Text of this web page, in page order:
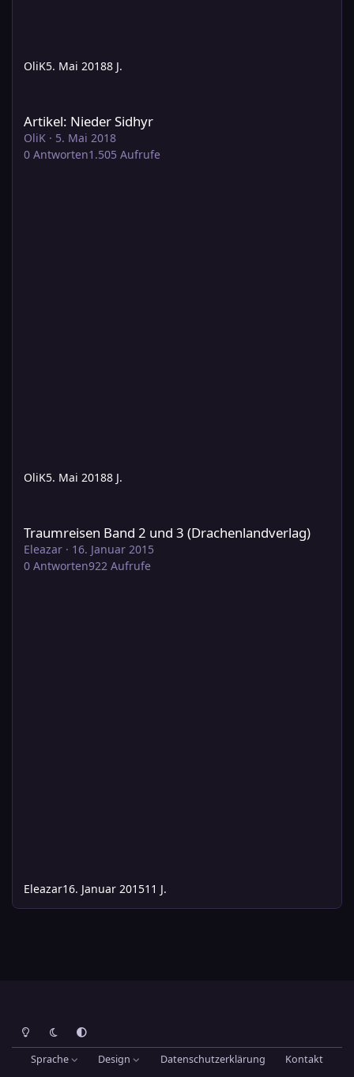
OliK5. Mai 20188 J.
Artikel: Nieder Sidhyr
OliK · 5. Mai 2018
0 Antworten1.505 Aufrufe
OliK5. Mai 20188 J.
Traumreisen Band 2 und 3 (Drachenlandverlag)
Eleazar · 16. Januar 2015
0 Antworten922 Aufrufe
Eleazar16. Januar 201511 J.
Heller ModusDunkler ModusSystemeinstellung
Sprache Design Datenschutzerklärung
Kontakt